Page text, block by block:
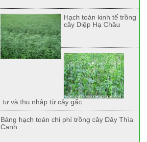
Hạch toán kinh tế trồng
cây Diệp Hạ Châu
tư và thu nhập từ cây gấc
Bảng hạch toán chi phí trồng cây Dây Thìa
Canh